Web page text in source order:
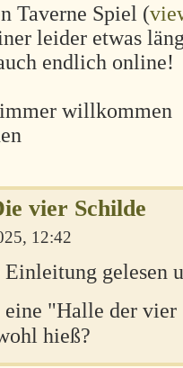
Taverne Spiel (
leider etwas
endlich online!
willkommen
vier Schilde
12:42
gelesen
eine "Halle der
hieß?